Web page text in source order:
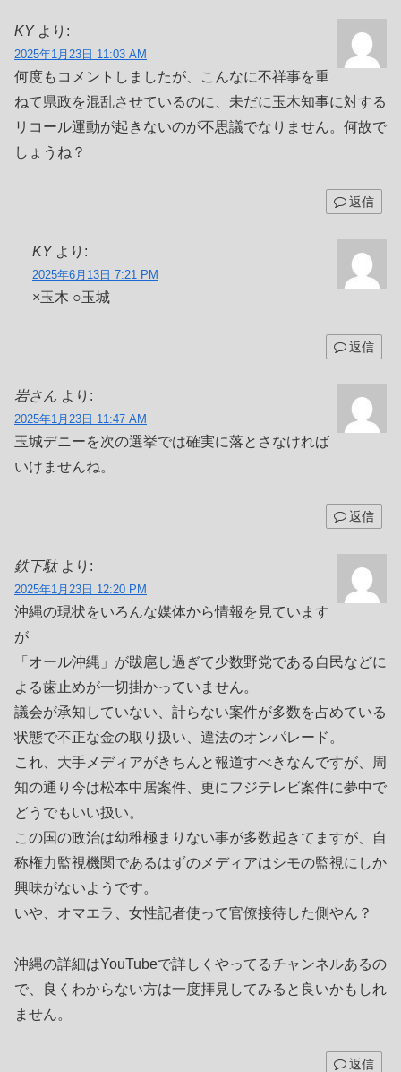
KY より:
2025年1月23日 11:03 AM
何度もコメントしましたが、こんなに不祥事を重
ねて県政を混乱させているのに、未だに玉木知事に対する
リコール運動が起きないのが不思議でなりません。何故で
しょうね？
返信
KY より:
2025年6月13日 7:21 PM
×玉木 ○玉城
返信
岩さん より:
2025年1月23日 11:47 AM
玉城デニーを次の選挙では確実に落とさなければ
いけませんね。
返信
鉄下駄 より:
2025年1月23日 12:20 PM
沖縄の現状をいろんな媒体から情報を見ています
が
「オール沖縄」が跋扈し過ぎて少数野党である自民などに
よる歯止めが一切掛かっていません。
議会が承知していない、計らない案件が多数を占めている
状態で不正な金の取り扱い、違法のオンパレード。
これ、大手メディアがきちんと報道すべきなんですが、周
知の通り今は松本中居案件、更にフジテレビ案件に夢中で
どうでもいい扱い。
この国の政治は幼稚極まりない事が多数起きてますが、自
称権力監視機関であるはずのメディアはシモの監視にしか
興味がないようです。
いや、オマエラ、女性記者使って官僚接待した側やん？
沖縄の詳細はYouTubeで詳しくやってるチャンネルあるの
で、良くわからない方は一度拝見してみると良いかもしれ
ません。
返信